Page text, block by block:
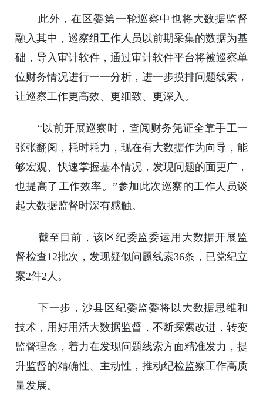
此外，在区委第一轮巡察中也将大数据监督
融入其中，巡察组工作人员以前期采集的数据为基
础，导入审计软件，通过审计软件平台将被巡察单
位财务情况进行一一分析，进一步摸排问题线索，
让巡察工作更高效、更细致、更深入。
“以前开展巡察时，查阅财务凭证全靠手工一
张张翻阅，耗时耗力，现在有大数据作为向导，能
够宏观、快速掌握基本情况，发现问题的面更广，
也提高了工作效率。”参加此次巡察的工作人员谈
起大数据监督时深有感触。
截至目前，该区纪委监委运用大数据开展监
督检查12批次，发现疑似问题线索36条，已党纪立
案2件2人。
下一步，沙县区纪委监委将以大数据思维和
技术，用好用活大数据监督，不断探索改进，转变
监督理念，着力在发现问题线索方面精准发力，提
升监督的精确性、主动性，推动纪检监察工作高质
量发展。